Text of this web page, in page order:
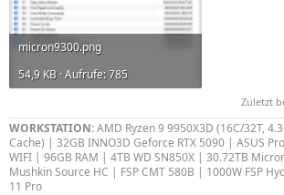
micron9300.png
54,9 KB · Aufrufe: 785
Zuletzt
WORKSTATION:AMD Ryzen 9 9950X3D (16C/32T,
Cache) | 32GB INNO3D Geforce RTX 5090 | ASUS
WIFI | 96GB RAM | 4TB WD SN850X | 30.72TB
Mushkin Source HC | FSP CMT 580B | 1000W FSP
11 Pro